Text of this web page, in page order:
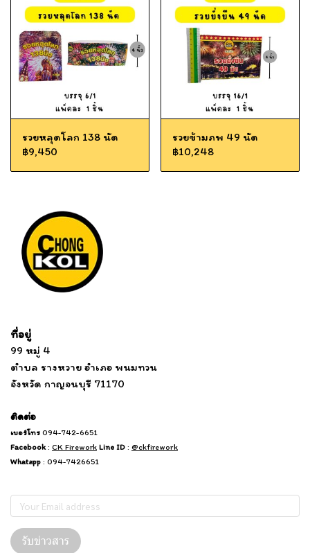
รวยหลุดโลก 138 นัด
฿9,450
รวยข้ามภพ 49 นัด
฿10,248
ที่อยู่
99 หมู่ 4
ตำบล รางหวาย อำเภอ พนมทวน
จังหวัด กาญจนบุรี 71170
ติดต่อ
เบอร์โทร 094-742-6651
Facebook: CK Firework Line ID : @ckfirework
Whatapp : 094-7426651
รับข่าวสาร